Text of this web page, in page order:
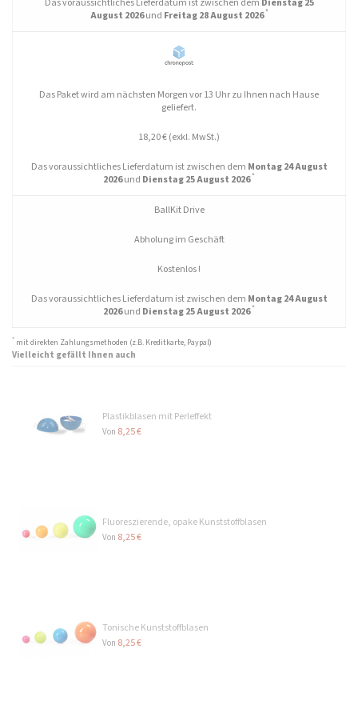
BallKit ist stolz auf sein Know-how und bietet Ihnen Produkte aus Frankreich, um
in den Durchmessern 25 cm, 29 cm, 40 cm und 58 cm erhältlich,
widerstandsfähig und einfach zu verstauen. Verschiedene Farben sind auf
Fassungsvermögen von transparenten Acrylbechern:
Um Überläufe beim Abfüllen oder Mischen mit Kunststoffkugeln zu vermeiden,
Die Vorteile unserer Schnitte:
Stoßfest
Wiederverwendbar
Das voraussichtliches Lieferdatum ist zwischen dem Dienstag 25
August 2026und Freitag 28 August 2026 *
Das Paket wird am nächsten Morgen vor 13 Uhr zu Ihnen nach Hause
geliefert.
18,20 € (exkl. MwSt.)
Das voraussichtliches Lieferdatum ist zwischen dem Montag 24 August
2026und Dienstag 25 August 2026 *
BallKit Drive
Abholung im Geschäft
Kostenlos !
Das voraussichtliches Lieferdatum ist zwischen dem Montag 24 August
2026und Dienstag 25 August 2026 *
* mit direkten Zahlungsmethoden (z.B. Kreditkarte, Paypal)
Vielleicht gefällt Ihnen auch
Plastikblasen mit Perleffekt
Von 8,25 €
Fluoreszierende, opake Kunststoffblasen
Von 8,25 €
Tonische Kunststoffblasen
Von 8,25 €